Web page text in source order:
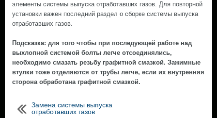
элементы системы выпуска отработавших газов. Для повторной
установки важен последний раздел о сборке системы выпуска
отработавших газов.
Подсказка: для того чтобы при последующей работе над
выхлопной системой болты легче отсоединялись,
необходимо смазать резьбу графитной смазкой. Зажимные
втулки тоже отделяются от трубы легче, если их внутренняя
сторона обработана графитной смазкой.
Замена системы выпуска
отработавших газов